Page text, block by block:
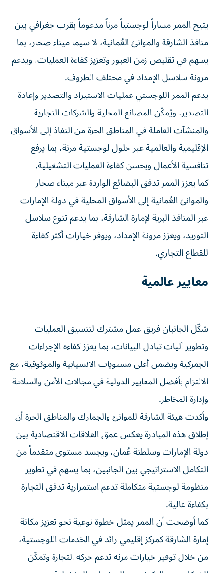
والعالمية عبر حلول لوجستية مرنة، بما يرفع تنافسية الأعمال
ويحسن كفاءة العمليات التشغيلية.
كما يعزز الممر تدفق البضائع الواردة عبر ميناء صحار والموانئ
العُمانية إلى الأسواق المحلية في دولة الإمارات عبر المنافذ
البرية لإمارة الشارقة، بما يدعم تنوع سلاسل التوريد، ويعزز مرونة
الإمداد، ويوفر خيارات أكثر كفاءة للقطاع التجاري.
معايير عالمية
شكّل الجانبان فريق عمل مشترك لتنسيق العمليات وتطوير
آليات تبادل البيانات، بما يعزز كفاءة الإجراءات الجمركية
ويضمن أعلى مستويات الانسيابية والموثوقية، مع الالتزام
بأفضل المعايير الدولية في مجالات الأمن والسلامة وإدارة
المخاطر.
وأكدت هيئة الشارقة للموانئ والجمارك والمناطق الحرة أن
إطلاق هذه المبادرة يعكس عمق العلاقات الاقتصادية بين دولة
الإمارات وسلطنة عُمان، ويجسد مستوى متقدماً من التكامل
لوجستية متكاملة تدعم استمرارية تدفق التجارة بكفاءة عالية.
كما أوضحت أن الممر يمثل خطوة نوعية نحو تعزيز مكانة إمارة
الشارقة كمركز إقليمي رائد في الخدمات اللوجستية، من خلال
توفير خيارات مرنة تدعم حركة التجارة وتمكّن الشركات من
التكيف مع المتغيرات التشغيلية.
ويمثل الممر اللوجستي خطوة استراتيجية نحو تطوير منظومة
نقل متكاملة قائمة على التكامل بين مختلف أنماط النقل، مع
التوجه نحو التوسع مستقبلاً ليشمل خدمات الشحن الجوي، بما
يعزز مرونة واستدامة سلاسل الإمداد، ويدعم النمو الاقتصادي
الإقليمي، ويرسخ مكانة إمارة الشارقة مركزاً لوجستياً رائداً في
المنطقة.